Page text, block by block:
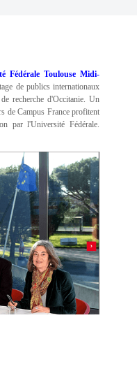
Fédérale Toulouse Midi-
de publics internationaux
recherche d'Occitanie. Un
de Campus France profitent
par l'Université Fédérale.